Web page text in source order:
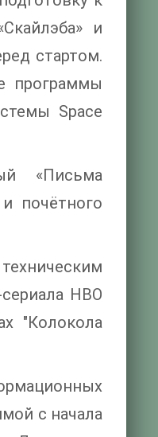
и
стартом.
программы
Space
«Письма
почётного
HBO
"Колокола
с начала